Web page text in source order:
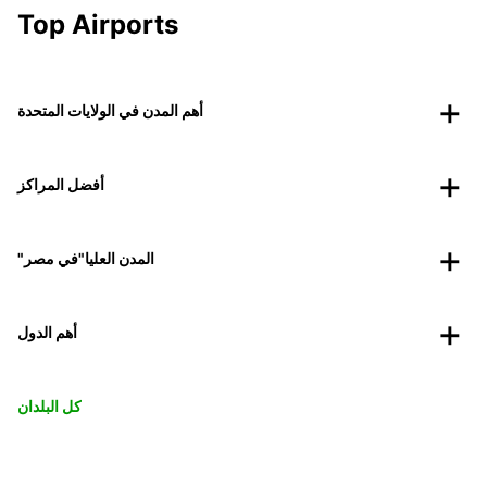
Top Airports
أهم المدن في الولايات المتحدة
أفضل المراكز
"المدن العليا"في مصر
أهم الدول
كل البلدان